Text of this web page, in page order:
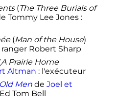
(The Three Burials of
Tommy Lee Jones :
(Man of the House)
Robert Sharp
A Prairie Home
Altman : l'exécuteur
Mende Joel et
Tom Bell